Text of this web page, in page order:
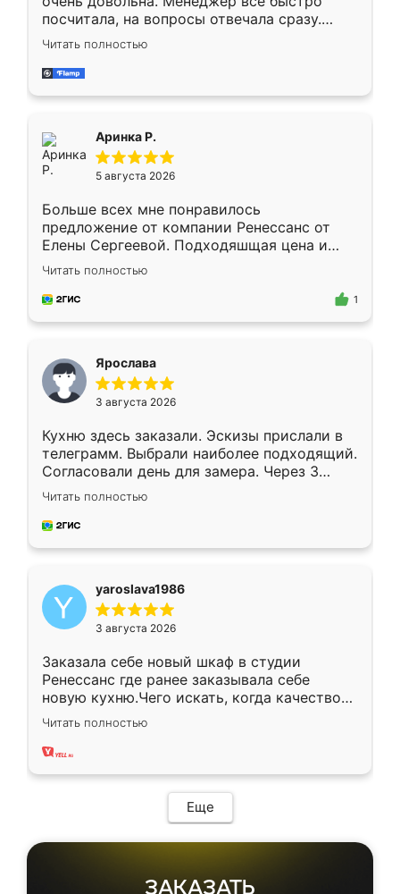
посчитала, на вопросы отвечала сразу.
Замерщик приехал в субботу, подошёл к
делу со всей ответственностью. Собрали
за день, ребята работали аккуратно, даже
Читать полностью
Аринка Р.
5 августа 2026
Больше всех мне понравилось
предложение от компании Ренессанс от
Елены Сергеевой. Подходяшщая цена и
короткие сроки изготовления. Приехавший
для замера сотрудник Владислав
предложил по моему эскизу самый
Читать полностью
1
Ярослава
3 августа 2026
Кухню здесь заказали. Эскизы прислали в
телеграмм. Выбрали наиболее подходящий.
Согласовали день для замера. Через 3
недели кухня была уже готова. Остались
довольны работой. Спасибо Ренессанс
мебель за качественную работу!
Читать полностью
yaroslava1986
3 августа 2026
Заказала себе новый шкаф в студии
Ренессанс где ранее заказывала себе
новую кухню.Чего искать, когда качеством
вполне довольна. Служит кухня уже почти
два года, нареканий нет.
Читать полностью
Еще
ЗАКАЗАТЬ